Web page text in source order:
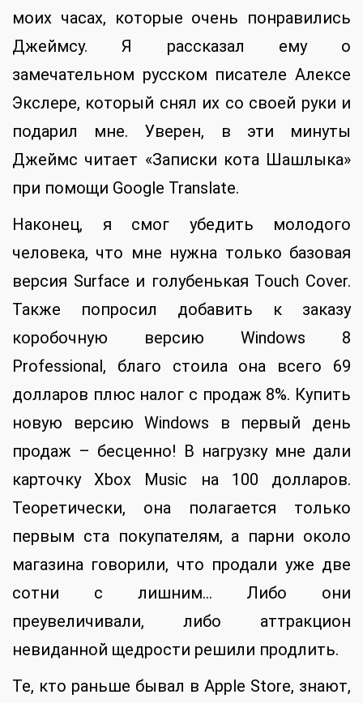
моих часах, которые очень понравились
Джеймсу. Я рассказал ему о
замечательном русском писателе Алексе
Экслере, который снял их со своей руки и
подарил мне. Уверен, в эти минуты
Джеймс читает «Записки кота Шашлыка»
при помощи Google Translate.
Наконец, я смог убедить молодого
человека, что мне нужна только базовая
версия Surface и голубенькая Touch Cover.
Также попросил добавить к заказу
коробочную версию Windows 8
Professional, благо стоила она всего 69
долларов плюс налог с продаж 8%. Купить
новую версию Windows в первый день
продаж – бесценно! В нагрузку мне дали
карточку Xbox Music на 100 долларов.
Теоретически, она полагается только
первым ста покупателям, а парни около
магазина говорили, что продали уже две
сотни с лишним… Либо они
преувеличивали, либо аттракцион
невиданной щедрости решили продлить.
Те, кто раньше бывал в Apple Store, знают,